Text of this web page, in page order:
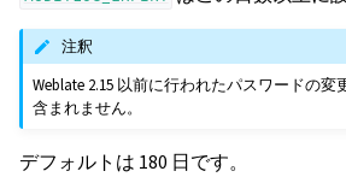
注釈
Weblate 2.15 以前に行われたパスワードの
含まれません。
デフォルトは 180 日です。